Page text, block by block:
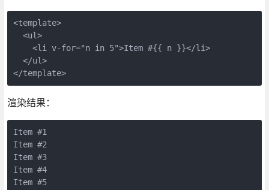
<template>
  <ul>
    <li v-for="n in 5">Item #{{ n }}</li>
  </ul>
</template>
渲染结果：
Item #1
Item #2
Item #3
Item #4
Item #5